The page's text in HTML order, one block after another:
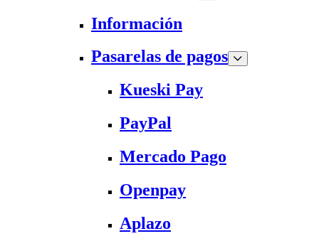
Información
Pasarelas de pagos
Kueski Pay
PayPal
Mercado Pago
Openpay
Aplazo